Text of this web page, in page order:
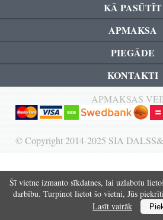
Šī vietne izmanto sīkdatnes, lai uzlabotu
darbību. Turpinot lietot šo vietni, Jūs
Lasīt vairāk
KĀ PASŪTĪT
APMAKSA
PIEGĀDE
KONTAKTI
APMAKSAS
© Copyright 2014-2025 SIA